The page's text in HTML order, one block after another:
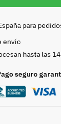
para
envío
hasta las
seguro